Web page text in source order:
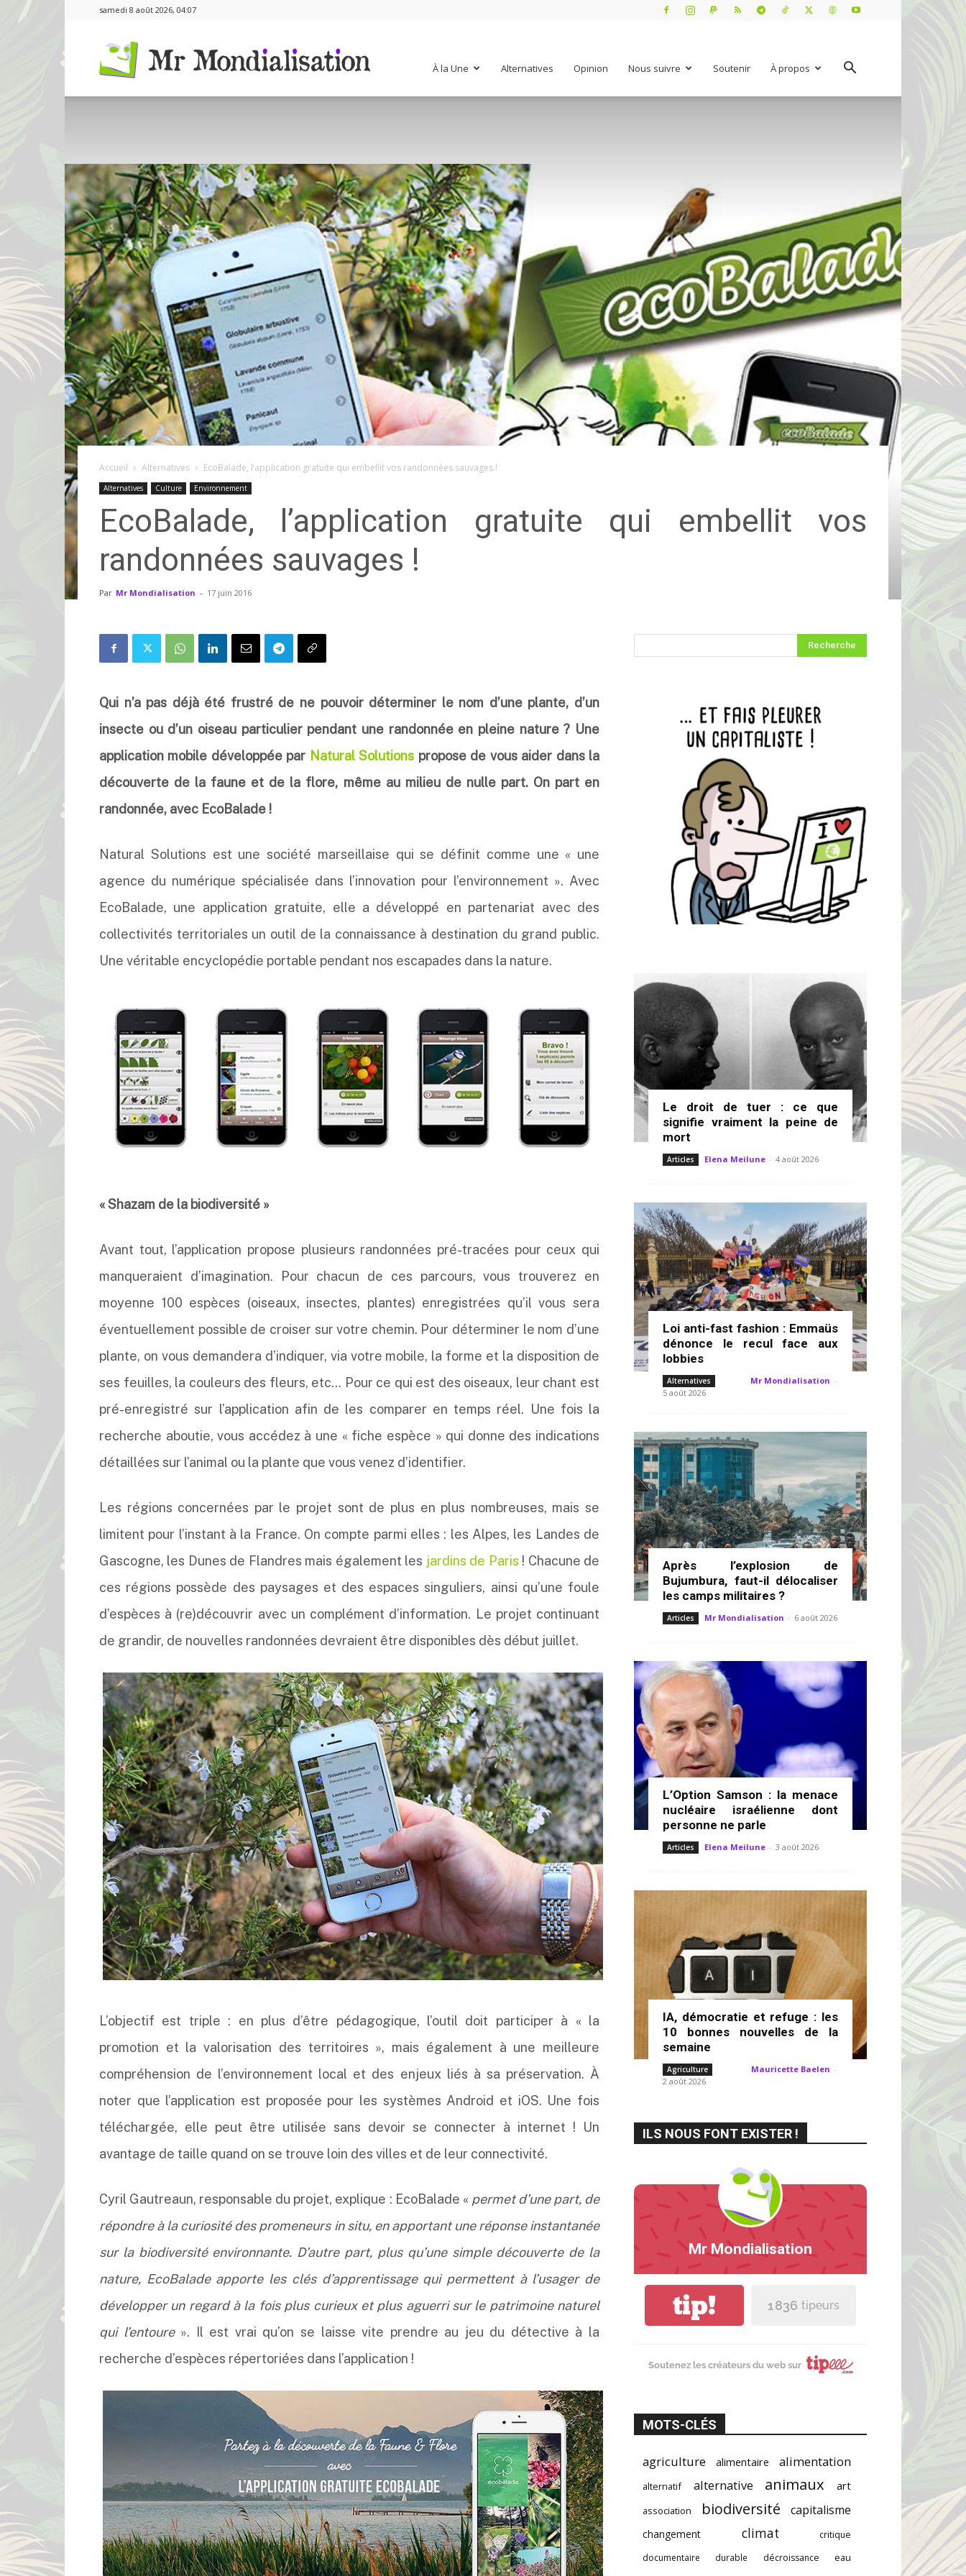
samedi 8 août 2026, 04:07
À la Une Alternatives Opinion Nous suivre Soutenir À propos
Accueil Alternatives EcoBalade, l’application gratuite qui embellit vos randonnées sauvages !
Alternatives Culture Environnement
EcoBalade, l’application gratuite qui embellit vos
randonnées sauvages !
Par Mr Mondialisation - 17 juin 2016
Qui n’a pas déjà été frustré de ne pouvoir déterminer le nom d’une plante, d’un
insecte ou d’un oiseau particulier pendant une randonnée en pleine nature ? Une
application mobile développée par Natural Solutions propose de vous aider dans la
découverte de la faune et de la flore, même au milieu de nulle part. On part en
randonnée, avec EcoBalade !
Natural Solutions est une société marseillaise qui se définit comme une « une
agence du numérique spécialisée dans l’innovation pour l’environnement ». Avec
EcoBalade, une application gratuite, elle a développé en partenariat avec des
collectivités territoriales un outil de la connaissance à destination du grand public.
Une véritable encyclopédie portable pendant nos escapades dans la nature.
« Shazam de la biodiversité »
Avant tout, l’application propose plusieurs randonnées pré-tracées pour ceux qui
manqueraient d’imagination. Pour chacun de ces parcours, vous trouverez en
moyenne 100 espèces (oiseaux, insectes, plantes) enregistrées qu’il vous sera
éventuellement possible de croiser sur votre chemin. Pour déterminer le nom d’une
plante, on vous demandera d’indiquer, via votre mobile, la forme et la disposition de
ses feuilles, la couleurs des fleurs, etc… Pour ce qui est des oiseaux, leur chant est
pré-enregistré sur l’application afin de les comparer en temps réel. Une fois la
recherche aboutie, vous accédez à une « fiche espèce » qui donne des indications
détaillées sur l’animal ou la plante que vous venez d’identifier.
Les régions concernées par le projet sont de plus en plus nombreuses, mais se
limitent pour l’instant à la France. On compte parmi elles : les Alpes, les Landes de
Gascogne, les Dunes de Flandres mais également les jardins de Paris ! Chacune de
ces régions possède des paysages et des espaces singuliers, ainsi qu’une foule
d’espèces à (re)découvrir avec un complément d’information. Le projet continuant
de grandir, de nouvelles randonnées devraient être disponibles dès début juillet.
L’objectif est triple : en plus d’être pédagogique, l’outil doit participer à « la
promotion et la valorisation des territoires », mais également à une meilleure
compréhension de l’environnement local et des enjeux liés à sa préservation. À
noter que l’application est proposée pour les systèmes Android et iOS. Une fois
téléchargée, elle peut être utilisée sans devoir se connecter à internet ! Un
avantage de taille quand on se trouve loin des villes et de leur connectivité.
Cyril Gautreaun, responsable du projet, explique : EcoBalade « permet d’une part, de
répondre à la curiosité des promeneurs in situ, en apportant une réponse instantanée
sur la biodiversité environnante. D’autre part, plus qu’une simple découverte de la
nature, EcoBalade apporte les clés d’apprentissage qui permettent à l’usager de
développer un regard à la fois plus curieux et plus aguerri sur le patrimoine naturel
qui l’entoure». Il est vrai qu’on se laisse vite prendre au jeu du détective à la
recherche d’espèces répertoriées dans l’application !
Le droit de tuer : ce que
signifie vraiment la peine de
mort
Articles Elena Meilune - 4 août 2026
Loi anti-fast fashion : Emmaüs
dénonce le recul face aux
lobbies
Alternatives Mr Mondialisation -
5 août 2026
Après l’explosion de
Bujumbura, faut-il délocaliser
les camps militaires ?
Articles Mr Mondialisation - 6 août 2026
L’Option Samson : la menace
nucléaire israélienne dont
personne ne parle
Articles Elena Meilune - 3 août 2026
IA, démocratie et refuge : les
10 bonnes nouvelles de la
semaine
Agriculture Mauricette Baelen -
2 août 2026
ILS NOUS FONT EXISTER !
Mr Mondialisation
tip! 1 836 tipeurs
Soutenez les créateurs du web sur
MOTS-CLÉS
agriculture alimentaire alimentation
alternatif alternative animaux art
association biodiversité capitalisme
changement climat
critique
documentaire
durable décroissance eau